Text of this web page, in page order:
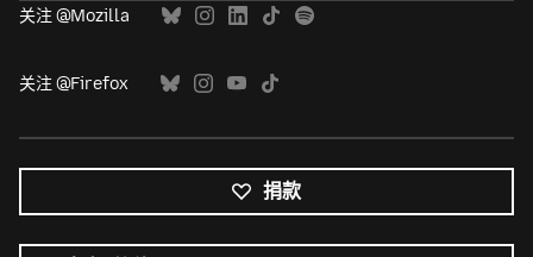
关注 @Mozilla
关注 @Firefox
捐款
有